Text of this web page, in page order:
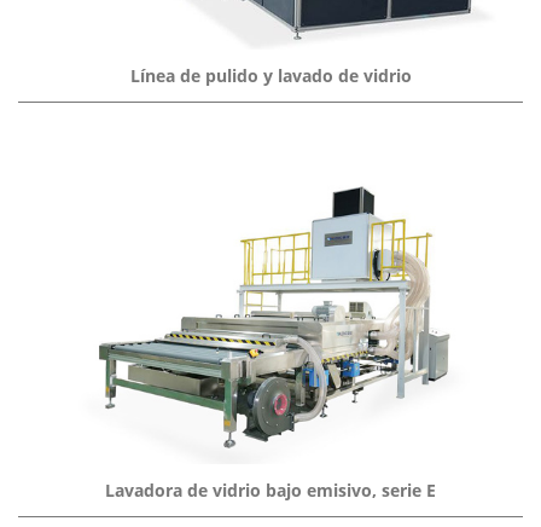
Línea de pulido y lavado de vidrio
Lavadora de vidrio bajo emisivo, serie E